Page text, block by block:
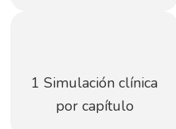
1 Simulación clínica
por capítulo